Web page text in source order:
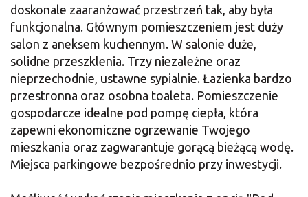
doskonale zaaranżować przestrzeń tak, aby była
funkcjonalna. Głównym pomieszczeniem jest duży
salon z aneksem kuchennym. W salonie duże,
solidne przeszklenia. Trzy niezależne oraz
nieprzechodnie, ustawne sypialnie. Łazienka bardzo
przestronna oraz osobna toaleta. Pomieszczenie
gospodarcze idealne pod pompę ciepła, która
zapewni ekonomiczne ogrzewanie Twojego
mieszkania oraz zagwarantuje gorącą bieżącą wodę.
Miejsca parkingowe bezpośrednio przy inwestycji.